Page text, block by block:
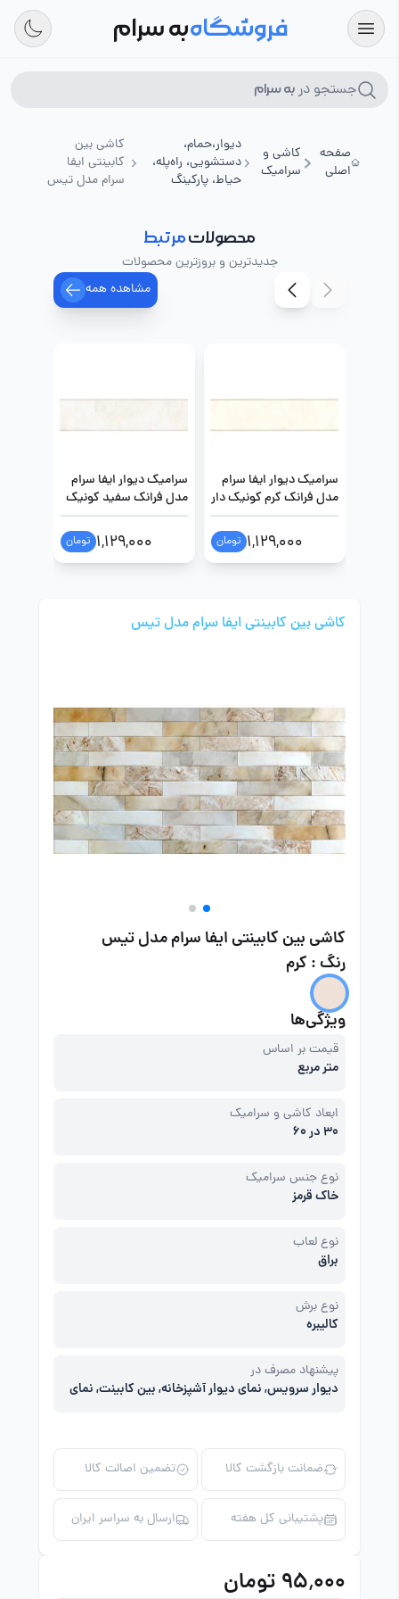
فروشگاهبه سرام
جستجو در به سرام
صفحه
اصلی
کاشی و
سرامیک
دیوار،حمام،
دستشویی، راه‌پله،
حیاط، پارکینگ
کاشی بین
کابینتی ایفا
سرام مدل تیس
محصولاتمرتبط
جدیدترین و بروزترین محصولات
مشاهده همه
سرامیک دیوار ایفا سرام
مدل فرانک کرم کونیک دار
سایز 40 در 160
1,129,000 تومان
سرامیک دیوار ایفا سرام
مدل فرانک سفید کونیک
دار سایز 40 در 160
1,129,000 تومان
کاشی بین کابینتی ایفا سرام مدل تیس
کاشی بین کابینتی ایفا سرام مدل تیس
رنگ : کرم
ویژگی‌ها
قیمت بر اساس
متر مربع
ابعاد کاشی و سرامیک
30 در 60
نوع جنس سرامیک
خاک قرمز
نوع لعاب
براق
نوع برش
کالیبره
پیشنهاد مصرف در
دیوار سرویس, نمای دیوار آشپزخانه, بین کابینت, نمای
ضمانت بازگشت کالا تضمین اصالت کالا
پشتیبانی کل هفته ارسال به سراسر ایران
۹۵٬۰۰۰ تومان